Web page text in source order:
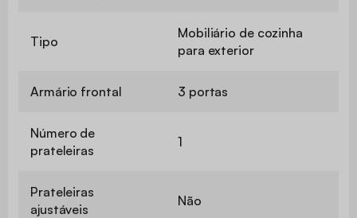
Tipo
Mobiliário de cozinha
para exterior
Armário frontal 3 portas
Número de
prateleiras
1
Prateleiras
ajustáveis
Não